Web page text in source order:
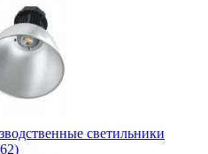
светильники